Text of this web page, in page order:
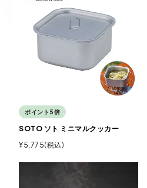
ポイント5倍
SOTO ソト ミニマルクッカー
¥5,775 税込